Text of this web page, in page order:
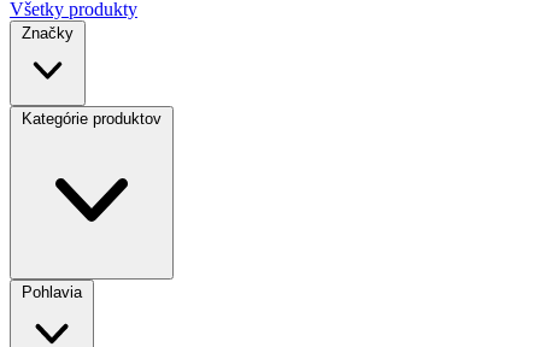
Všetky produkty
Značky
Kategórie produktov
Pohlavia